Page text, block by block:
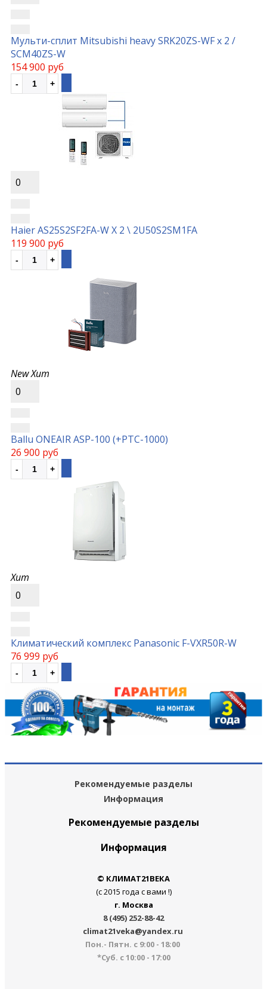
Мульти-сплит Mitsubishi heavy SRK20ZS-WF x 2 /
SCM40ZS-W
154 900 руб
0
Haier AS25S2SF2FA-W Х 2 \ 2U50S2SM1FA
119 900 руб
NewХит
0
Ballu ONEAIR ASP-100 (+РТС-1000)
26 900 руб
Хит
0
Климатический комплекс Panasonic F-VXR50R-W
76 999 руб
Рекомендуемые разделы
Информация
Рекомендуемые разделы
Информация
© КЛИМАТ21ВЕКА
(с 2015 года с вами !)
г. Москва
8 (495) 252-88-42
climat21veka@yandex.ru
Пон.- Пятн. с 9:00 - 18:00
*Суб. с 10:00 - 17:00